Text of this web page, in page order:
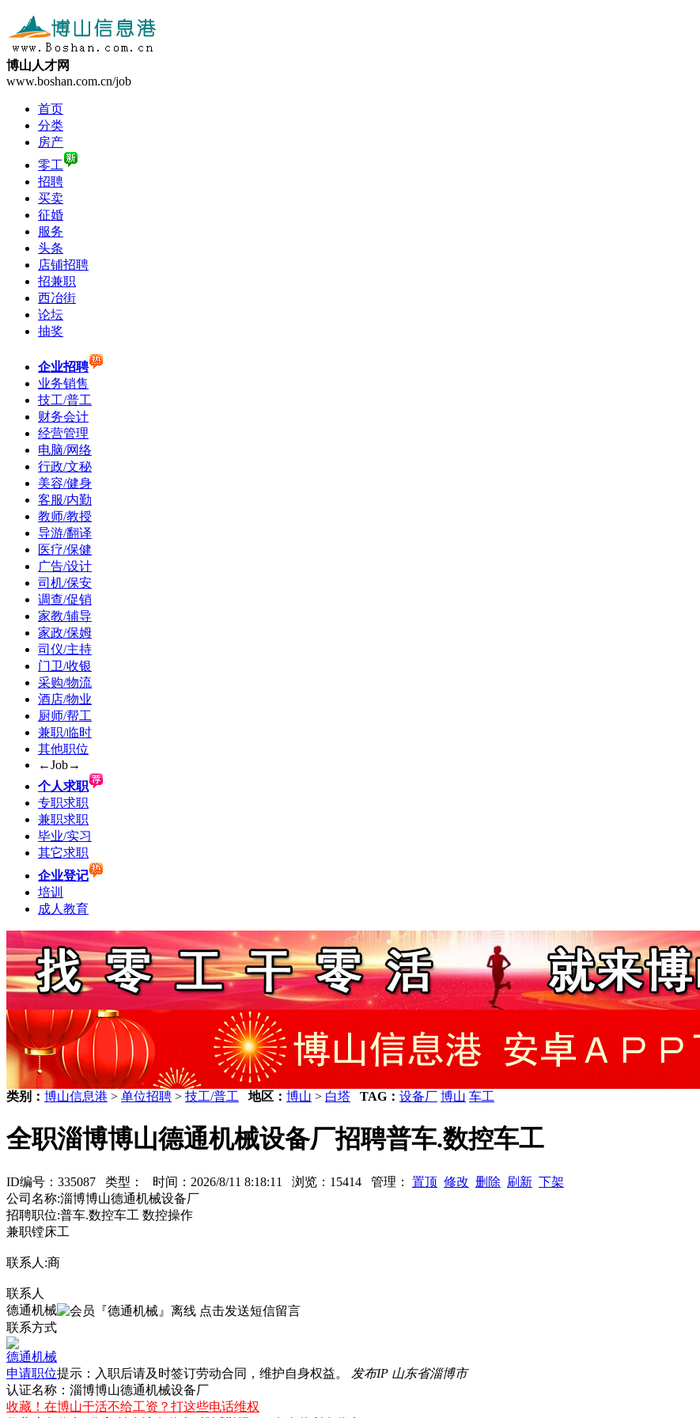
博山人才网
www.boshan.com.cn/job
首页
分类
房产
零工
招聘
买卖
征婚
服务
头条
店铺招聘
招兼职
西冶街
论坛
抽奖
企业招聘
业务销售
技工/普工
财务会计
经营管理
电脑/网络
行政/文秘
美容/健身
客服/内勤
教师/教授
导游/翻译
医疗/保健
广告/设计
司机/保安
调查/促销
家教/辅导
家政/保姆
司仪/主持
门卫/收银
采购/物流
酒店/物业
厨师/帮工
兼职/临时
其他职位
←Job→
个人求职
专职求职
兼职求职
毕业/实习
其它求职
企业登记
培训
成人教育
类别： 博山信息港 > 单位招聘 > 技工/普工 地区： 博山 > 白塔 TAG： 设备厂 博山 车工
全职淄博博山德通机械设备厂招聘普车.数控车工
ID编号：335087 类型： 时间：2026/8/11 8:18:11 浏览：15414 管理： 置顶 修改 删除 刷新 下架
公司名称:淄博博山德通机械设备厂
招聘职位:普车.数控车工 数控操作
兼职镗床工
联系人:商
联系人
德通机械
联系方式
德通机械
申请职位提示：入职后请及时签订劳动合同 ，维护自身权益。 发布IP 山东省淄博市
认证名称：淄博博山德通机械设备厂
收藏！在博山干活不给工资？打这些电话维权